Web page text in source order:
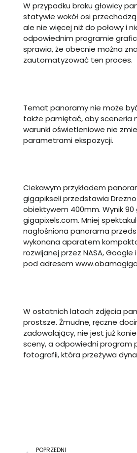
W przypadku braku głowicy
statywie wokół osi
ale nie więcej niż do połowy i
odpowiednim programie
sprawia, że obecnie można
zautomatyzować ten proces.
Temat panoramy nie może
także pamiętać, aby sceneria
warunki oświetleniowe nie
parametrami ekspozycji.
Ciekawym przykładem
gigapikseli przedstawia
obiektywem 400mm. Wynik
gigapixels.com. Mniej
nagłośniona panorama
wykonana aparatem
rozwijanej przez NASA,
pod adresem
W ostatnich latach zdjęcia
prostsze. Żmudne, ręczne
zadowalający, nie jest już
sceny, a odpowiedni program
fotografii, która przeżywa
POPRZEDNI